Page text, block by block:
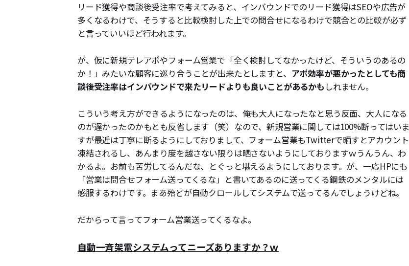
リード獲得や商談後受注率で考えてみると、インバウンドでのリード獲得はSEOや広告が
多くなるわけで、そうすると比較検討した上での問合せになるわけで競合との比較が必ず
と言っていいほど行われます。
が、仮に新規テレアポやフォーム営業で「全く検討してなかったけど、そういうのあるの
か！」みたいな顧客に巡り合うことが出来たとしますと、 アポ効率が悪かったとしても商
談後受注率はインバウンドで来たリードよりも良いことがあるかも しれません。
こういう考え方ができるようになったのは、俺も大人になったなと思う反面、大人になる
のが遅かったのかもとも反省します（笑）なので、新規営業に関しては100%断ってはいま
すが最近は丁寧に断るようにしておりまして、フォーム営業もTwitterで晒すとアカウント
凍結されるし、あんまり度を越さない限りは晒さないようにしておりますｗうんうん、わ
かるよ。お前も苦労してるんだな、とぐっと堪えるようにしております。が、一応HPにも
「営業は問合せフォーム送ってくるな」と書いてあるのに送ってくる鋼鉄のメンタルには
感服するわけです。まあ殆どが自動クロールしてシステムで送ってるんでしょうけどね。
だからって言ってフォーム営業送ってくるなよ。
自動一斉架電システムってニーズありますか？ｗ